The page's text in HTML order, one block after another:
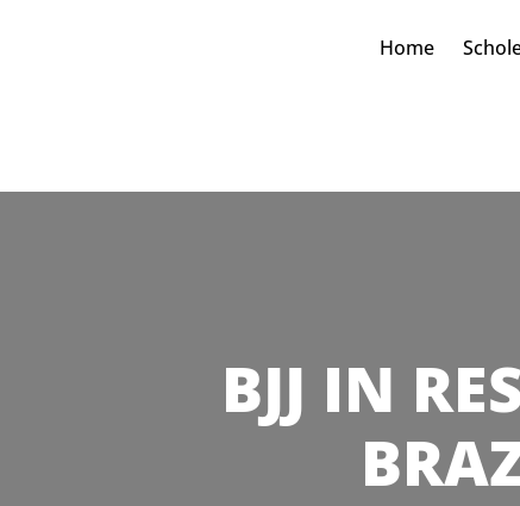
Home
BJJ IN